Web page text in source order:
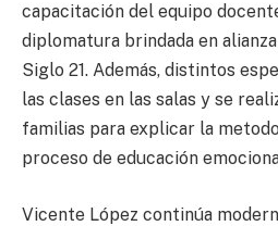
capacitación del equipo
diplomatura brindada en
Siglo 21. Además, distintos
las clases en las salas y se
familias para explicar la
proceso de educación
Vicente López continúa